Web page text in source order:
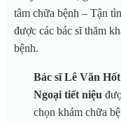
tâm chữa bệnh – Tận
được các bác sĩ thăm
bệnh.
Bác sĩ Lê Văn
Ngoại tiết niệu
chọn khám chữa